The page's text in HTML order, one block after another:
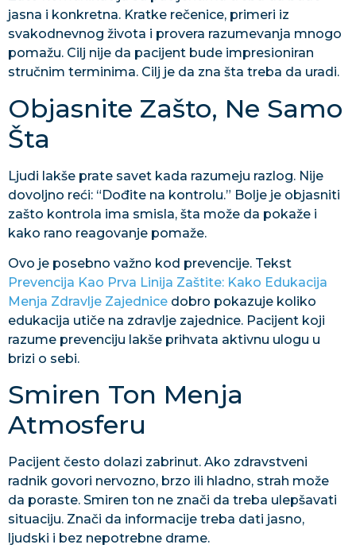
jasna i konkretna. Kratke rečenice, primeri iz
svakodnevnog života i provera razumevanja mnogo
pomažu. Cilj nije da pacijent bude impresioniran
stručnim terminima. Cilj je da zna šta treba da uradi.
Objasnite Zašto, Ne Samo
Šta
Ljudi lakše prate savet kada razumeju razlog. Nije
dovoljno reći: “Dođite na kontrolu.” Bolje je objasniti
zašto kontrola ima smisla, šta može da pokaže i
kako rano reagovanje pomaže.
Ovo je posebno važno kod prevencije. Tekst
Prevencija Kao Prva Linija Zaštite: Kako Edukacija
Menja Zdravlje Zajednice dobro pokazuje koliko
edukacija utiče na zdravlje zajednice. Pacijent koji
razume prevenciju lakše prihvata aktivnu ulogu u
brizi o sebi.
Smiren Ton Menja
Atmosferu
Pacijent često dolazi zabrinut. Ako zdravstveni
radnik govori nervozno, brzo ili hladno, strah može
da poraste. Smiren ton ne znači da treba ulepšavati
situaciju. Znači da informacije treba dati jasno,
ljudski i bez nepotrebne drame.